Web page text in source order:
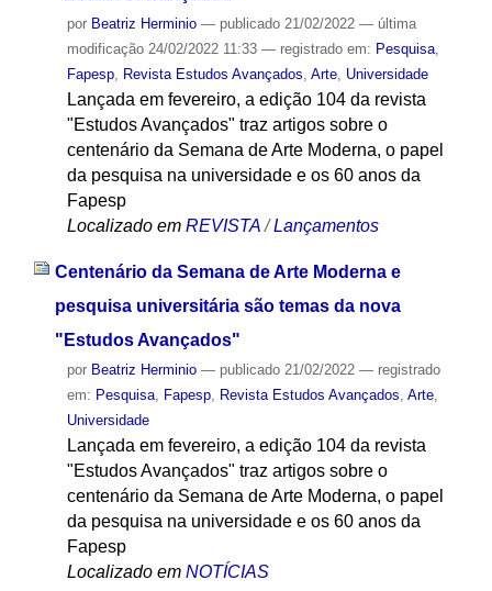
por Beatriz Herminio — publicado21/02/2022 — última
modificação24/02/2022 11:33 — registrado em: Pesquisa,
Fapesp, Revista Estudos Avançados Arte, Universidade
Lançada em fevereiro, a edição 104 da revista
"Estudos Avançados" traz artigos sobre o
centenário da Semana de Arte Moderna, o papel
da pesquisa na universidade e os 60 anos da
Fapesp
Localizado em REVISTA /Lançamentos
Centenário da Semana de Arte Moderna e
pesquisa universitária são temas da nova
"Estudos Avançados"
por Beatriz Herminio — publicado21/02/2022 — registrado
em: Pesquisa, Fapesp, Revista Estudos Avançados, Arte,
Universidade
Lançada em fevereiro, a edição 104 da revista
"Estudos Avançados" traz artigos sobre o
centenário da Semana de Arte Moderna, o papel
da pesquisa na universidade e os 60 anos da
Fapesp
Localizado em NOTÍCIAS